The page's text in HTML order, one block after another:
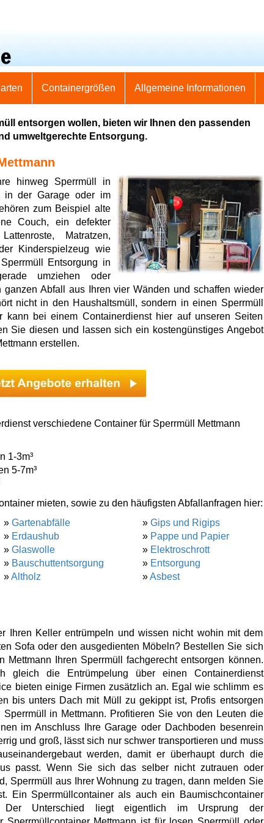
Containergrößen Allgemeine Informationen
entsorgen wollen, bieten wir Ihnen den passenden
umweltgerechte Entsorgung.
hinweg Sperrmüll in
in der Garage oder im
zum Beispiel alte
Couch, ein defekter
Matratzen,
Kinderspielzeug wie
Entsorgung in
umziehen oder
ganzen Abfall aus Ihren vier Wänden und schaffen wieder
nicht in den Haushaltsmüll, sondern in einen Sperrmüll
kann bei einem Containerdienst hier auf unseren Seiten
Sie diesen und lassen sich ein kostengünstiges Angebot
erstellen.
verschiedene Container für Sperrmüll Mettmann
1-3m³
5-7m³
mieten, sowie zu den häufigsten Abfallanfragen hier:
» Gartenabfälle
» Erdaushub
» Glaswolle
» Bauschuttentsorgung
»Altholz
» Gips und Rigips
» Pappe und Papier
» Elektroschrott
» Entsorgung
»Asbest
Ihren Keller entrümpeln und wissen nicht wohin mit dem
Sofa oder den ausgedienten Möbeln? Bestellen Sie sich
Ihren Sperrmüll fachgerecht entsorgen können.
gleich die Entrümpelung über einen Containerdienst
bieten einige Firmen zusätzlich an. Egal wie schlimm es
bis unters Dach mit Müll zu gekippt ist, Profis entsorgen
in Mettmann. Profitieren Sie von den Leuten die
im Anschluss Ihre Garage oder Dachboden besenrein
und groß, lässt sich nur schwer transportieren und muss
werden, damit er überhaupt durch die
passt. Wenn Sie sich das selber nicht zutrauen oder
Sperrmüll aus Ihrer Wohnung zu tragen, dann melden Sie
Ein Sperrmüllcontainer als auch ein Baumischcontainer
Der Unterschied liegt eigentlich im Ursprung der